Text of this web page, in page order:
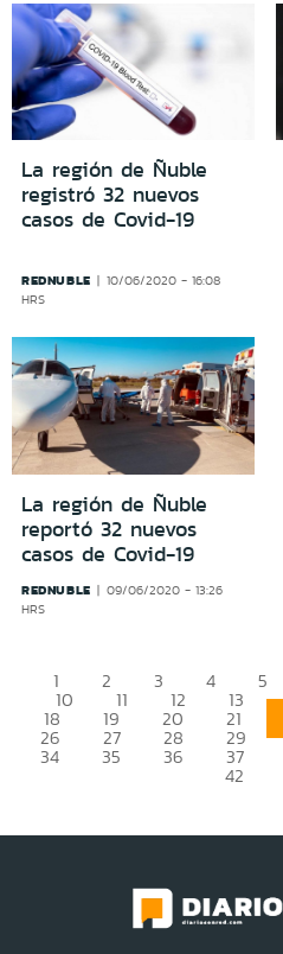
La región de Ñuble
registró 32 nuevos
casos de Covid-19
REDNUBLE
10/06/2020 - 16:08
HRS
La región de Ñuble
reportó 32 nuevos
casos de Covid-19
REDNUBLE
09/06/2020 - 13:26
HRS
1 2 3 4 5
10 11 12 13
18 19 20 21
26 27 28 29
34 35 36 37
42